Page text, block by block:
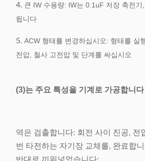
4. 큰 IW 수용량: IW는 0.1uF 저장 축전
됩니다
5. ACW 형태를 변경하십시오: 형태를 실
전압, 철사 고전압 및 단계를 싸십시오
(3)는 주요 특성을 기계로 가공합니다
역은 검출합니다: 회전 사이 진공, 전
번 타전하는 자기장 교체를, 완료합